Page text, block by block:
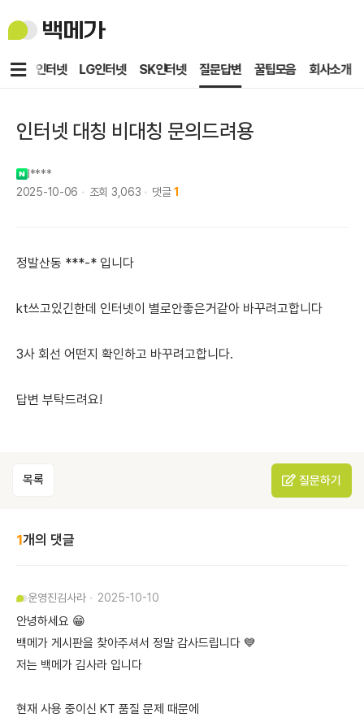
백
메
KT인터넷 LG인터넷 SK인터넷 질문답변 꿀팁모음 회사소개
메
인터넷 대칭 비대칭 문의드려용
l****
2025-10-06
조회 3,063 댓글 1
정발산동 ***-* 입니다
kt쓰고있긴한데 인터넷이 별로안좋은거같아 바꾸려고합니다
3사 회선 어떤지 확인하고 바꾸려고합니다.
답변 부탁드려요!
목록 질문하기
1개의 댓글
운영진김사라 2025-10-10
안녕하세요 😁
백메가 게시판을 찾아주셔서 정말 감사드립니다 💙
저는 백메가 김사라 입니다
현재 사용 중이신 KT 품질 문제 때문에